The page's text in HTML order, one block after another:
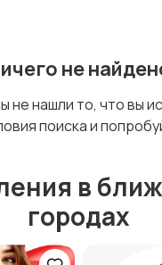
не
не нашли то, что вы
поиска и
в
городах